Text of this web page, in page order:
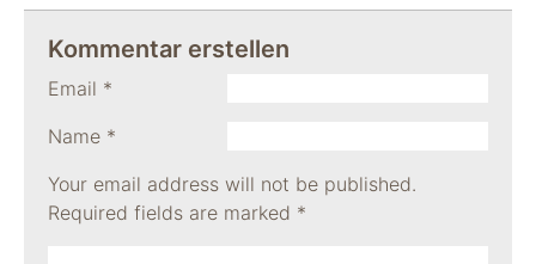
Kommentar erstellen
Your email address will not be published.
Required fields are marked *
Name *
Email *